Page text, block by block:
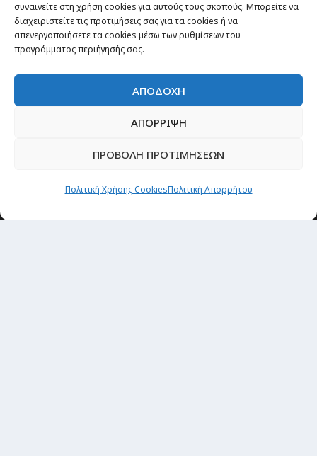
συναινείτε στη χρήση cookies για αυτούς τους σκοπούς. Μπορείτε να
διαχειριστείτε τις προτιμήσεις σας για τα cookies ή να
απενεργοποιήσετε τα cookies μέσω των ρυθμίσεων του
προγράμματος περιήγησής σας.
ΑΠΟΔΟΧΗ
ΑΠΟΡΡΙΨΗ
ΠΡΟΒΟΛΗ ΠΡΟΤΙΜΗΣΕΩΝ
Πολιτική Χρήσης CookiesΠολιτική Απορρήτου